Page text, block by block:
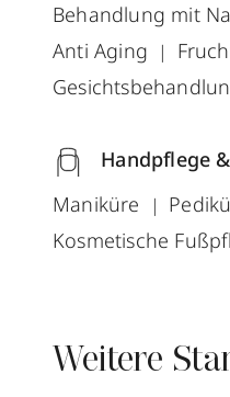
Behandlung mit
Anti Aging
Handpflege
Maniküre
Kosmetische
Weitere